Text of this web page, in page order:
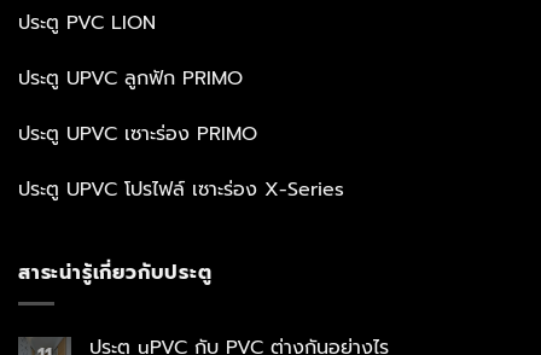
ประตู PVC LION
ประตู UPVC ลูกฟัก PRIMO
ประตู UPVC เซาะร่อง PRIMO
ประตู UPVC โปรไฟล์ เซาะร่อง X-Series
สาระน่ารู้เกี่ยวกับประตู
ประตู uPVC กับ PVC ต่างกันอย่างไร